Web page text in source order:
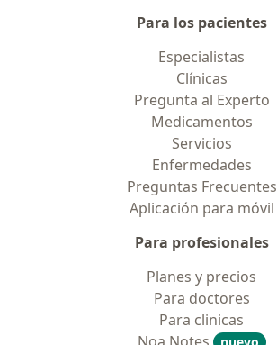
Para los pacientes
Especialistas
Clínicas
Pregunta al Experto
Medicamentos
Servicios
Enfermedades
Preguntas Frecuentes
Aplicación para móvil
Para profesionales
Planes y precios
Para doctores
Para clinicas